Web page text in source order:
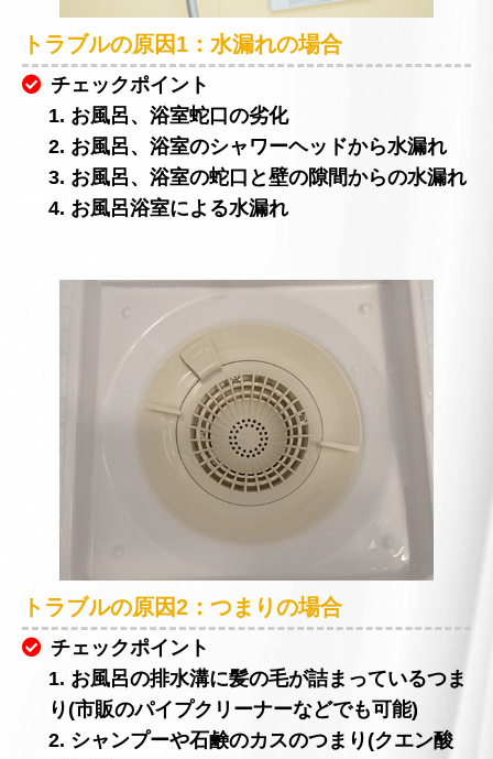
トラブルの原因1：水漏れの場合
チェックポイント
1. お風呂、浴室蛇口の劣化
2. お風呂、浴室のシャワーヘッドから水漏れ
3. お風呂、浴室の蛇口と壁の隙間からの水漏れ
4. お風呂浴室による水漏れ
トラブルの原因2：つまりの場合
チェックポイント
1. お風呂の排水溝に髪の毛が詰まっているつま
り(市販のパイプクリーナーなどでも可能)
2. シャンプーや石鹸のカスのつまり(クエン酸